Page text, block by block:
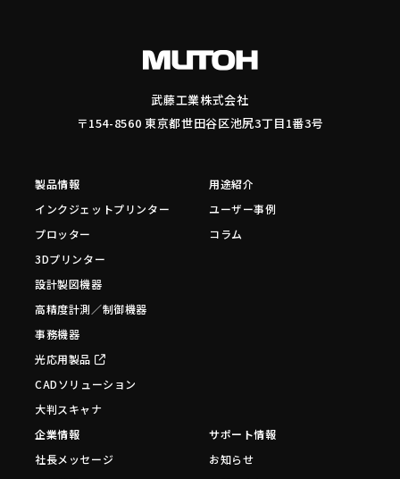
武藤工業株式会社
〒154-8560 東京都世田谷区池尻3丁目1番3号
製品情報
インクジェットプリンター
プロッター
3Dプリンター
設計製図機器
高精度計測／制御機器
事務機器
光応用製品
CADソリューション
大判スキャナ
用途紹介
ユーザー事例
コラム
企業情報
社長メッセージ
サポート情報
お知らせ